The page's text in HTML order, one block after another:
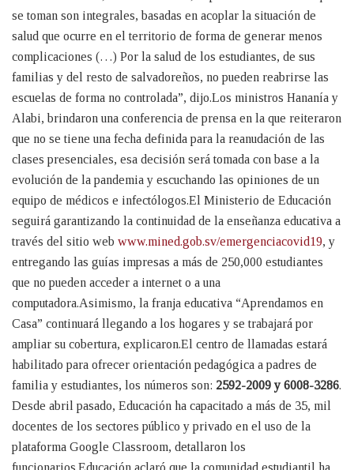
se toman son integrales, basadas en acoplar la situación de
salud que ocurre en el territorio de forma de generar menos
complicaciones (…) Por la salud de los estudiantes, de sus
familias y del resto de salvadoreños, no pueden reabrirse las
escuelas de forma no controlada”, dijo.Los ministros Hananía y
Alabi, brindaron una conferencia de prensa en la que reiteraron
que no se tiene una fecha definida para la reanudación de las
clases presenciales, esa decisión será tomada con base a la
evolución de la pandemia y escuchando las opiniones de un
equipo de médicos e infectólogos.El Ministerio de Educación
seguirá garantizando la continuidad de la enseñanza educativa a
través del sitio web www.mined.gob.sv/emergenciacovid19, y
entregando las guías impresas a más de 250,000 estudiantes
que no pueden acceder a internet o a una
computadora.Asimismo, la franja educativa “Aprendamos en
Casa” continuará llegando a los hogares y se trabajará por
ampliar su cobertura, explicaron.El centro de llamadas estará
habilitado para ofrecer orientación pedagógica a padres de
familia y estudiantes, los números son: 2592-2009 y 6008-3286.
Desde abril pasado, Educación ha capacitado a más de 35, mil
docentes de los sectores público y privado en el uso de la
plataforma Google Classroom, detallaron los
funcionarios.Educación aclaró que la comunidad estudiantil ha